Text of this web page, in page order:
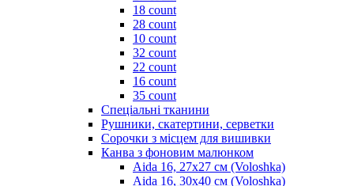
18 count
28 count
10 count
32 count
22 count
16 count
35 count
Спеціальні тканини
Рушники, скатертини, серветки
Сорочки з місцем для вишивки
Канва з фоновим малюнком
Aida 16, 27х27 см (Voloshka)
Aida 16, 30х40 см (Voloshka)